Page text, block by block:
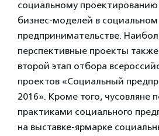
социальному
бизнес-моделей в социальном
предпринимательстве.
перспективные проекты
второй этап отбора
проектов «Социальный
2016». Кроме того, чусовляне
практиками социального
на выставке-ярмарке